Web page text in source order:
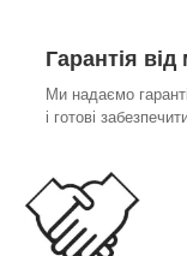
Гарантія
Ми надаємо
і готові